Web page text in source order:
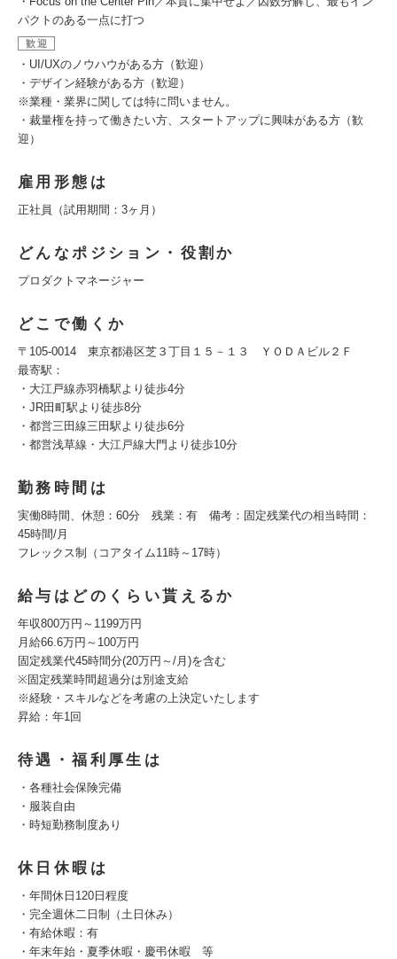
パクトのある一点に打つ
歓迎
・UI/UXのノウハウがある方（歓迎）
・デザイン経験がある方（歓迎）
※業種・業界に関しては特に問いません。
・裁量権を持って働きたい方、スタートアップに興味がある方（歓
迎）
雇用形態は
正社員（試用期間：3ヶ月）
どんなポジション・役割か
プロダクトマネージャー
どこで働くか
〒105-0014 東京都港区芝３丁目１５－１３ ＹＯＤＡビル２Ｆ
最寄駅：
・大江戸線赤羽橋駅より徒歩4分
・JR田町駅より徒歩8分
・都営三田線三田駅より徒歩6分
・都営浅草線・大江戸線大門より徒歩10分
勤務時間は
実働8時間、休憩：60分 残業：有 備考：固定残業代の相当時間：
45時間/月
フレックス制（コアタイム11時～17時）
給与はどのくらい貰えるか
年収800万円～1199万円
月給66.6万円～100万円
固定残業代45時間分(20万円～/月)を含む
※固定残業時間超過分は別途支給
※経験・スキルなどを考慮の上決定いたします
昇給：年1回
待遇・福利厚生は
・各種社会保険完備
・服装自由
・時短勤務制度あり
休日休暇は
・年間休日120日程度
・完全週休二日制（土日休み）
・有給休暇：有
・年末年始・夏季休暇・慶弔休暇 等